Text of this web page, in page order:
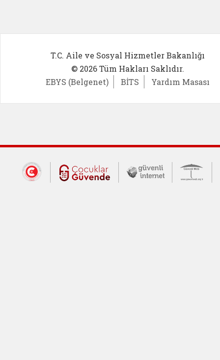
T.C. Aile ve Sosyal Hizmetler Bakanlığı
© 2026 Tüm Hakları Saklıdır.
EBYS (Belgenet)
BİTS Yardım Masası
Dış Bağlantılar
Cumhurbaşkanlığı İletişim Merkezi
Çocuklar Güvende (yeni
Güvenli